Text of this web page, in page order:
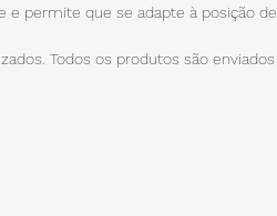
e permite que se adapte à posição de
Todos os produtos são enviados